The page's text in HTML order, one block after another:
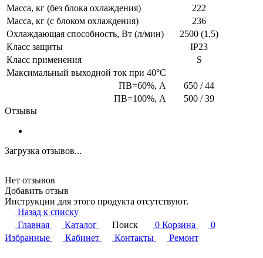
Масса, кг (без блока охлаждения)
222
Масса, кг (с блоком охлаждения)
236
Охлаждающая способность, Вт (л/мин)
2500 (1,5)
Класс защиты
IP23
Класс применения
S
Максимальный выходной ток при 40°C
ПВ=60%, А
650 / 44
ПВ=100%, А
500 / 39
Отзывы
Загрузка отзывов...
Нет отзывов
Добавить отзыв
Инструкции для этого продукта отсутствуют.
Назад к списку
Главная
Каталог Поиск 0 Корзина
0
Избранные
Кабинет Контакты Ремонт